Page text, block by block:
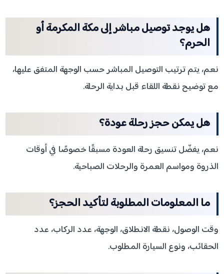
هل يوجد توصيل مباشر إلى مكة المكرمة أو
الحرم؟
نعم، يتم ترتيب التوصيل المباشر حسب الوجهة المتفق عليها،
مع توضيح نقطة اللقاء قبل بداية الرحلة.
هل يمكن حجز رحلة عودة؟
نعم، يفضّل تنسيق رحلة العودة مسبقًا خصوصًا في أوقات
الذروة ومواسم العمرة والرحلات الصباحية.
ما المعلومات المطلوبة لتأكيد الحجز؟
وقت الوصول، نقطة الانطلاق، الوجهة، عدد الركاب، عدد
الحقائب، ونوع السيارة المطلوب.